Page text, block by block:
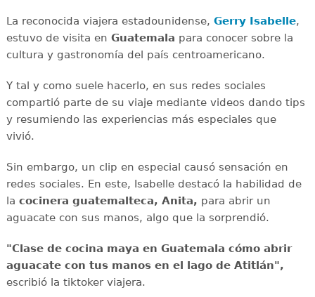
La reconocida viajera estadounidense, Gerry Isabelle,
estuvo de visita en Guatemala para conocer sobre la
cultura y gastronomía del país centroamericano.
Y tal y como suele hacerlo, en sus redes sociales
compartió parte de su viaje mediante videos dando tips
y resumiendo las experiencias más especiales que
vivió.
Sin embargo, un clip en especial causó sensación en
redes sociales. En este, Isabelle destacó la habilidad de
la cocinera guatemalteca, Anita, para abrir un
aguacate con sus manos, algo que la sorprendió.
"Clase de cocina maya en Guatemala cómo abrir
aguacate con tus manos en el lago de Atitlán",
escribió la tiktoker viajera.